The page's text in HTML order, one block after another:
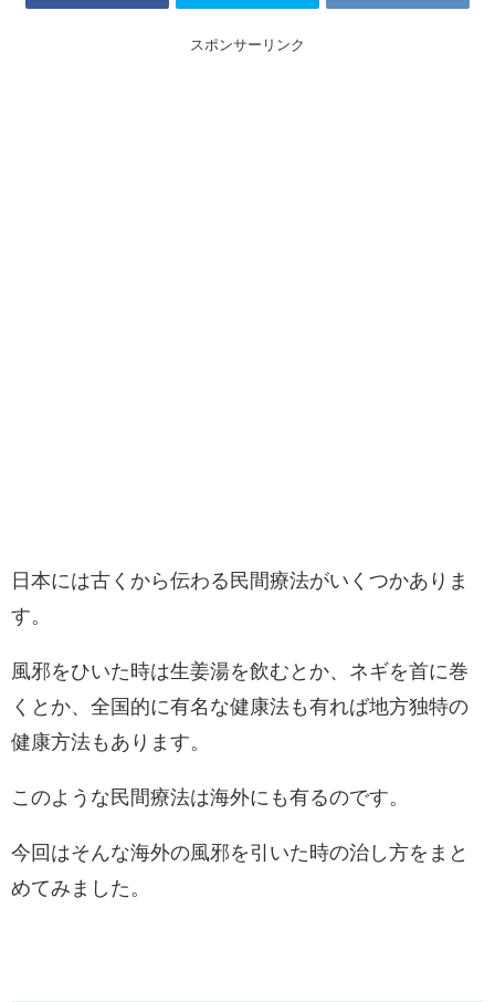
スポンサーリンク
日本には古くから伝わる民間療法がいくつかありま
す。
風邪をひいた時は生姜湯を飲むとか、ネギを首に巻
くとか、全国的に有名な健康法も有れば地方独特の
健康方法もあります。
このような民間療法は海外にも有るのです。
今回はそんな海外の風邪を引いた時の治し方をまと
めてみました。